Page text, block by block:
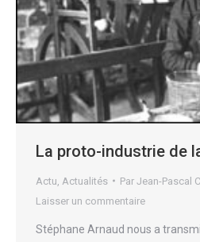
La proto-industrie de
Actu Actualités Par Jean-Pascal
Laisser un commentaire
Stéphane Arnaud nous a